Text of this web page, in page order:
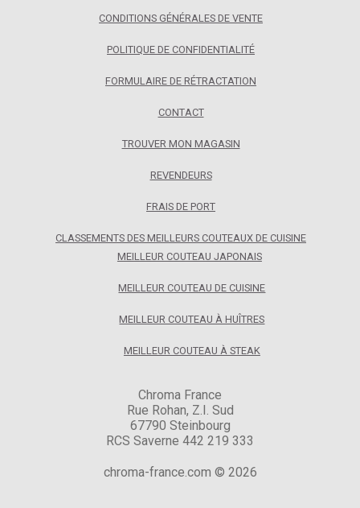
CONDITIONS GÉNÉRALES DE VENTE
POLITIQUE DE CONFIDENTIALITÉ
FORMULAIRE DE RÉTRACTATION
CONTACT
TROUVER MON MAGASIN
REVENDEURS
FRAIS DE PORT
CLASSEMENTS DES MEILLEURS COUTEAUX DE CUISINE
MEILLEUR COUTEAU JAPONAIS
MEILLEUR COUTEAU DE CUISINE
MEILLEUR COUTEAU À HUÎTRES
MEILLEUR COUTEAU À STEAK
Chroma France
Rue Rohan, Z.I. Sud
67790 Steinbourg
RCS Saverne 442 219 333
chroma-france.com © 2026